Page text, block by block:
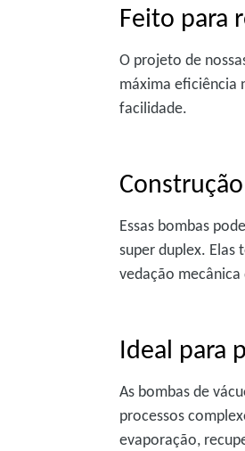
Feito para
O projeto de
máxima eficiência
facilidade.
Essas bombas
super duplex.
vedação mecânica
Ideal para
As bombas de
processos
evaporação,